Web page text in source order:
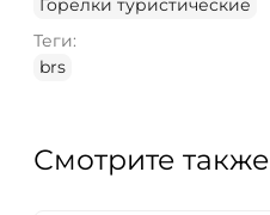
Горелки туристические
Теги:
brs
Смотрите также